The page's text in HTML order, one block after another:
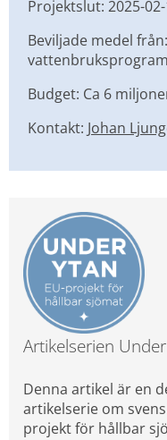
Projektslut: 2025-
Beviljade medel
Budget: Ca 6
Kontakt: Johan
Artikelserien
Denna artikel är en
artikelserie om
projekt för hållbar